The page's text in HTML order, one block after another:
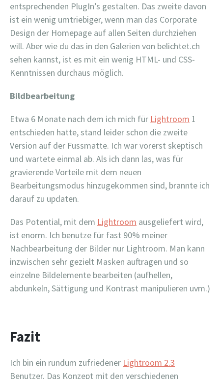
entsprechenden PlugIn’s gestalten. Das zweite davon
ist ein wenig umtriebiger, wenn man das Corporate
Design der Homepage auf allen Seiten durchziehen
will. Aber wie du das in den Galerien von belichtet.ch
sehen kannst, ist es mit ein wenig HTML- und CSS-
Kenntnissen durchaus möglich.
Bildbearbeitung
Etwa 6 Monate nach dem ich mich für Lightroom 1
entschieden hatte, stand leider schon die zweite
Version auf der Fussmatte. Ich war vorerst skeptisch
und wartete einmal ab. Als ich dann las, was für
gravierende Vorteile mit dem neuen
Bearbeitungsmodus hinzugekommen sind, brannte ich
darauf zu updaten.
Das Potential, mit dem Lightroom ausgeliefert wird,
ist enorm. Ich benutze für fast 90% meiner
Nachbearbeitung der Bilder nur Lightroom. Man kann
inzwischen sehr gezielt Masken auftragen und so
einzelne Bildelemente bearbeiten (aufhellen,
abdunkeln, Sättigung und Kontrast manipulieren uvm.)
Fazit
Ich bin ein rundum zufriedener Lightroom 2.3
Benutzer. Das Konzept mit den verschiedenen